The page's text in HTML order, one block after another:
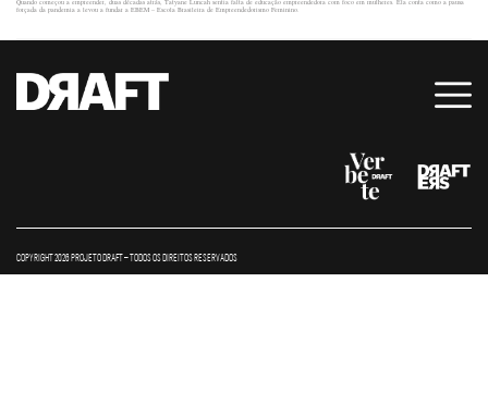
Quando começou a empreender, duas décadas atrás, Tatyane Luncah sentia falta de educação empreendedora com foco em mulheres. Ela conta como a pausa
forçada da pandemia a levou a fundar a EBEM – Escola Brasileira de Empreendedorismo Feminino.
COPYRIGHT 2026 PROJETO DRAFT – TODOS OS DIREITOS RESERVADOS